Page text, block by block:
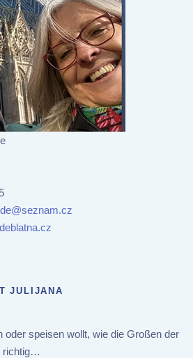
JULIJANA
oder speisen wollt, wie die Großen der
richtig…